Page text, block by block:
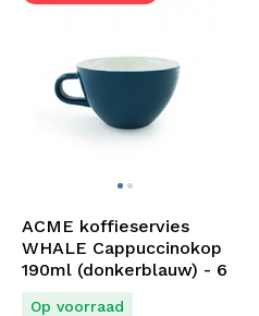
ACME koffieservies
WHALE Cappuccinokop
190ml (donkerblauw) - 6
stuks
Op voorraad